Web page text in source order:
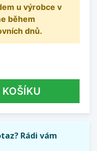
u výrobce v
během
dnů.
KOŠÍKU
Rádi vám